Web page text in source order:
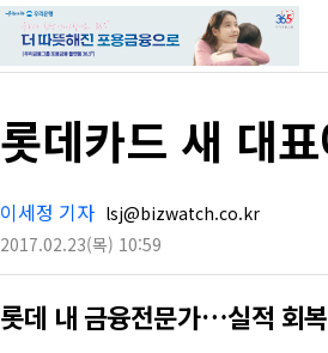
롯데카드 새 대
이세정 기자 lsj@bizwatch.co.kr
2017.02.23(목) 10:59
롯데 내 금융전문가…실적 회